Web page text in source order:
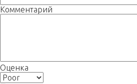
Комментарий
Оценка